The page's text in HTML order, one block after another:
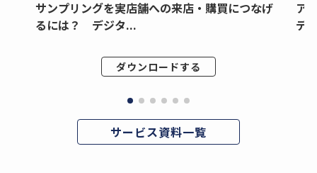
サンプリングを実店舗への来店・購買につなげ
るには？ デジタ...
ダウンロードする
ア
デ
サービス資料一覧